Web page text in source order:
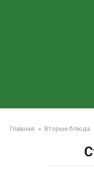
Главная » Вторые блюда